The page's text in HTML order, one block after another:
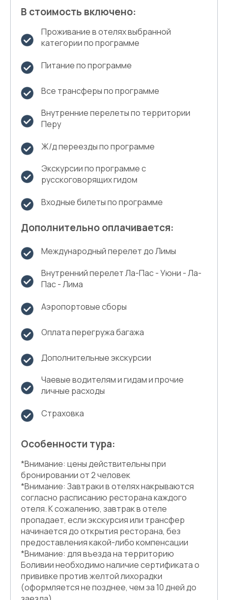
В стоимость включено:
Проживание в отелях выбранной
категории по программе
Питание по программе
Все трансферы по программе
Внутренние перелеты по территории
Перу
Ж/д переезды по программе
Экскурсии по программе с
русскоговорящих гидом
Входные билеты по программе
Дополнительно оплачивается:
Международный перелет до Лимы
Внутренний перелет Ла-Пас - Уюни - Ла-
Пас - Лима
Аэропортовые сборы
Оплата перегружа багажа
Дополнительные экскурсии
Чаевые водителям и гидам и прочие
личные расходы
Страховка
Особенности тура:
*Внимание: цены действительны при
бронировании от 2 человек
*Внимание: Завтраки в отелях накрываются
согласно расписанию ресторана каждого
отеля. К сожалению, завтрак в отеле
пропадает, если экскурсия или трансфер
начинается до открытия ресторана, без
предоставления какой-либо компенсации
*Внимание: для въезда на территорию
Боливии необходимо наличие сертификата о
прививке против желтой лихорадки
(оформляется не позднее, чем за 10 дней до